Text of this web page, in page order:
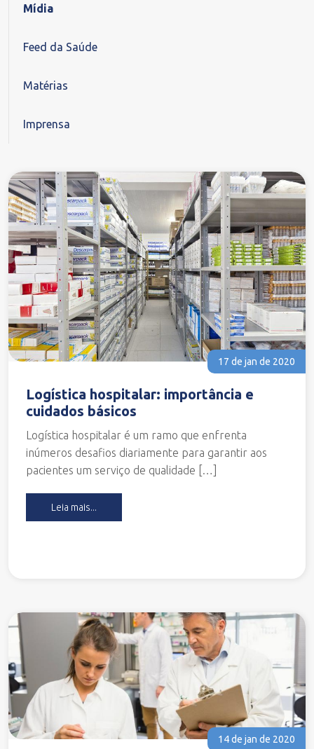
Mídia
Feed da Saúde
Matérias
Imprensa
17 de jan de 2020
Logística hospitalar: importância e
cuidados básicos
Logística hospitalar é um ramo que enfrenta
inúmeros desafios diariamente para garantir aos
pacientes um serviço de qualidade […]
Leia mais...
14 de jan de 2020